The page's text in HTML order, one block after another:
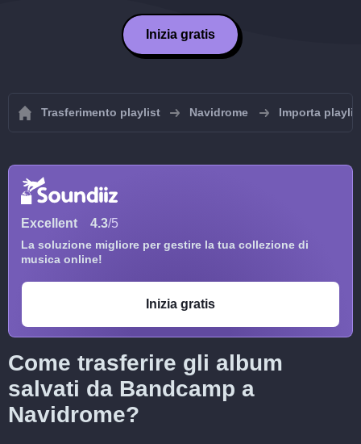
Inizia gratis
Trasferimento playlist Navidrome Importa
Excellent 4.3/5
La soluzione migliore per gestire la tua collezione di
musica online!
Inizia gratis
Come trasferire gli album
salvati da Bandcamp a
Navidrome?